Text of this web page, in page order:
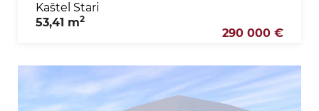
Kaštel Stari
53,41 m2
290 000 €